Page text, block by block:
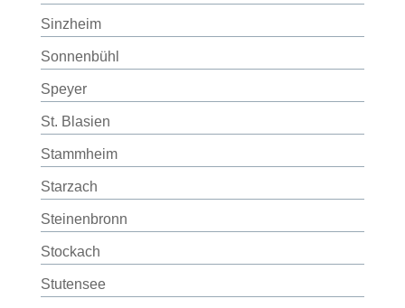
Sinzheim
Sonnenbühl
Speyer
St. Blasien
Stammheim
Starzach
Steinenbronn
Stockach
Stutensee